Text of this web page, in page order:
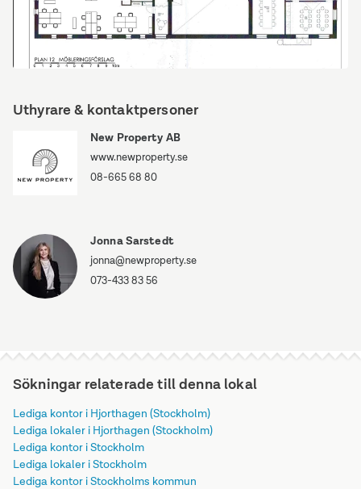
Uthyrare & kontaktpersoner
New Property AB
www.newproperty.se
08-665 68 80
Jonna Sarstedt
jonna@newproperty.se
073-433 83 56
Sökningar relaterade till denna lokal
Lediga kontor i Hjorthagen (Stockholm)
Lediga lokaler i Hjorthagen (Stockholm)
Lediga kontor i Stockholm
Lediga lokaler i Stockholm
Lediga kontor i Stockholms kommun